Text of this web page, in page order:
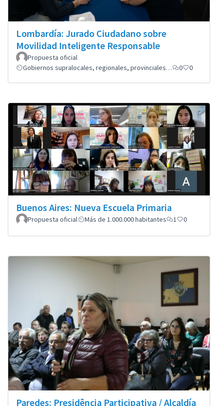
Lombardía: Jurado Ciudadano sobre
Movilidad Inteligente Responsable
Propuesta oficial
Gobiernos supralocales, regionales, provinciales…
0 0
Buenos Aires: Nueva Escuela Primaria
Propuesta oficial Más de 1.000.000 habitantes 1 0
Paredes: Presidência Participativa / Alcaldía